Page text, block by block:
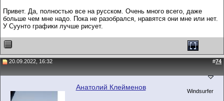
Привет. Да, полностью все на русском. Очень много всего, даже
больше чем мне надо. Пока не разобрался, нравятся они мне или нет.
У Суунто графики лучше рисует.
20.09.2022, 16:32 #74
Анатолий Клейменов Windsurfer